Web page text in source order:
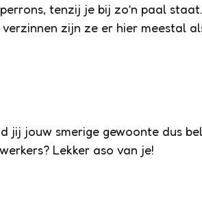
tenzij je bij zo’n paal staat.
zijn ze er hier meestal
jij jouw smerige gewoonte dus
Lekker aso van je!